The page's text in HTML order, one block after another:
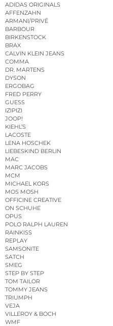
ADIDAS ORIGINALS
AFFENZAHN
ARMANI/PRIVÉ
BARBOUR
BIRKENSTOCK
BRAX
CALVIN KLEIN JEANS
COMMA
DR. MARTENS
DYSON
ERGOBAG
FRED PERRY
GUESS
IZIPIZI
JOOP!
KIEHL’S
LACOSTE
LENA HOSCHEK
LIEBESKIND BERLIN
MAC
MARC JACOBS
MCM
MICHAEL KORS
MOS MOSH
OFFICINE CREATIVE
ON SCHUHE
OPUS
POLO RALPH LAUREN
RAINKISS
REPLAY
SAMSONITE
SATCH
SMEG
STEP BY STEP
TOM TAILOR
TOMMY JEANS
TRIUMPH
VEJA
VILLEROY & BOCH
WMF